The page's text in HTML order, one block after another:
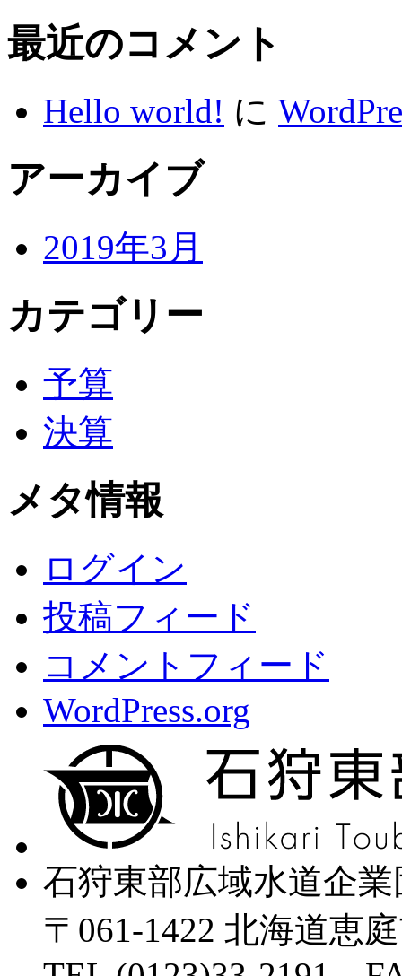
最近のコメント
Hello world! に
アーカイブ
2019年3月
カテゴリー
予算
決算
メタ情報
ログイン
投稿フィード
コメントフィード
WordPress.org
石狩東部広域水道企
〒061-1422 北海道恵